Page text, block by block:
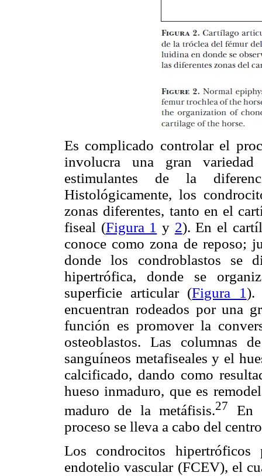
Es complicado controlar el
involucra una gran
estimulantes de la
Histológicamente, los
zonas diferentes, tanto en el
fiseal (Figura 1 y 2). En el
conoce como zona de reposo;
donde los condroblastos se
hipertrófica, donde se
superficie articular (Figura 1).
encuentran rodeados por una
función es promover la
osteoblastos. Las columnas
sanguíneos metafiseales y el
calcificado, dando como
hueso inmaduro, que es
maduro de la metáfisis.27
En
proceso se lleva a cabo del
Los condrocitos
endotelio vascular (FCEV), el